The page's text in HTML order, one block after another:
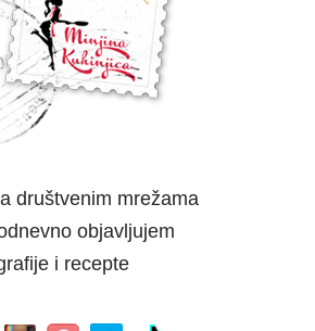
društvenim mrežama
objavljujem
i recepte